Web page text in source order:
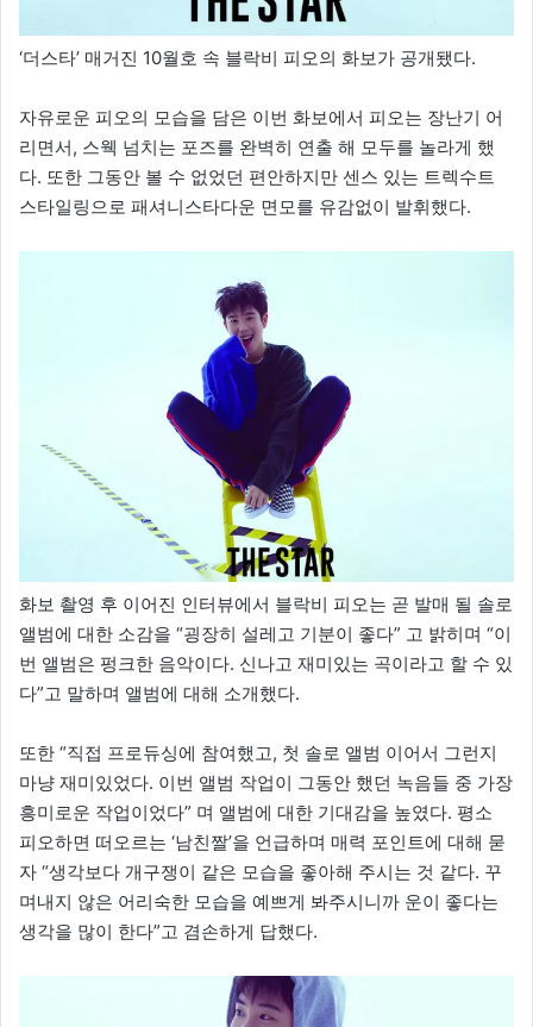
‘더스타’ 매거진 10월호 속 블락비 피오의 화보가 공개됐다.
자유로운 피오의 모습을 담은 이번 화보에서 피오는 장난기 어
리면서, 스웩 넘치는 포즈를 완벽히 연출 해 모두를 놀라게 했
다. 또한 그동안 볼 수 없었던 편안하지만 센스 있는 트렉수트
스타일링으로 패셔니스타다운 면모를 유감없이 발휘했다.
화보 촬영 후 이어진 인터뷰에서 블락비 피오는 곧 발매 될 솔로
앨범에 대한 소감을 “굉장히 설레고 기분이 좋다” 고 밝히며 “이
번 앨범은 펑크한 음악이다. 신나고 재미있는 곡이라고 할 수 있
다”고 말하며 앨범에 대해 소개했다.
또한 “직접 프로듀싱에 참여했고, 첫 솔로 앨범 이어서 그런지
마냥 재미있었다. 이번 앨범 작업이 그동안 했던 녹음들 중 가장
흥미로운 작업이었다” 며 앨범에 대한 기대감을 높였다. 평소
피오하면 떠오르는 ‘남친짤’을 언급하며 매력 포인트에 대해 묻
자 “생각보다 개구쟁이 같은 모습을 좋아해 주시는 것 같다. 꾸
며내지 않은 어리숙한 모습을 예쁘게 봐주시니까 운이 좋다는
생각을 많이 한다”고 겸손하게 답했다.